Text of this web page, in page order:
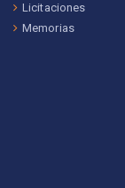
Licitaciones
Memorias